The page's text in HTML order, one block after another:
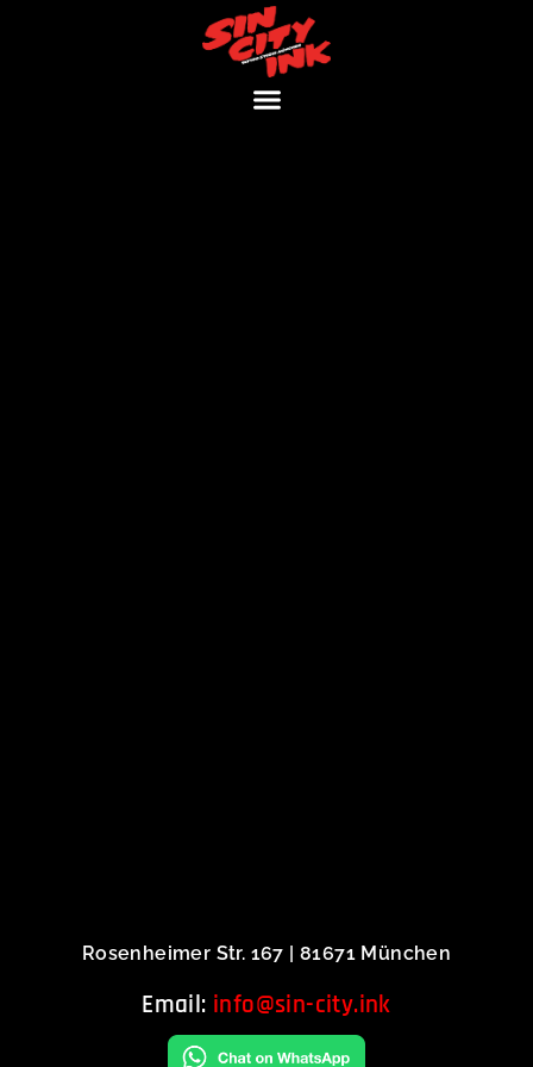
Rosenheimer Str. 167 | 81671 München
Email: info@sin-city.ink